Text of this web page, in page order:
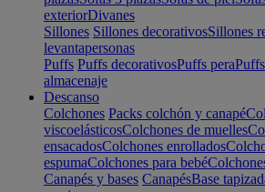
exteriorDivanes
Sillones Sillones decorativosSillones
levantapersonas
Puffs Puffs decorativosPuffs pera
almacenaje
Descanso
Colchones Packs colchón y canapé
viscoelásticosColchones de muelles
ensacadosColchones enrollados
espumaColchones para bebé
Canapés y bases CanapésBase